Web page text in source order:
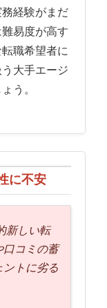
経験がまだ
易度が高す
職希望者に
大手エージ
う。
に不安
新しい転
口コミの蓄
トに劣る